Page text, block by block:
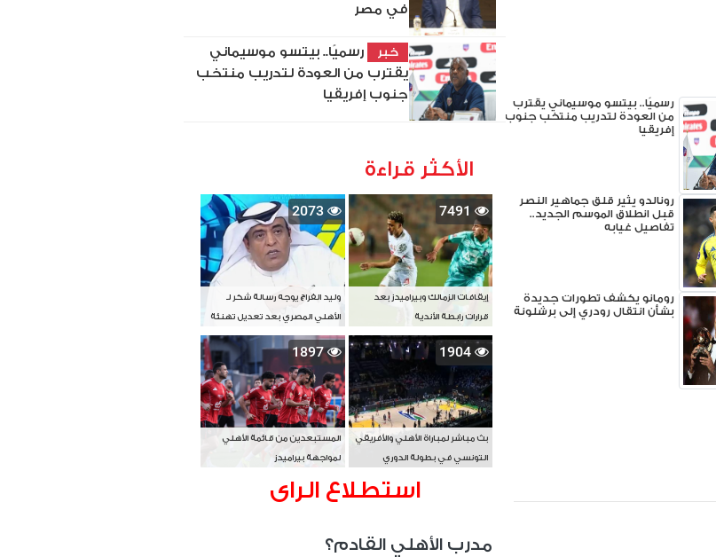
رسميًا.. بيتسو موسيماني يقترب
من العودة لتدريب منتخب جنوب
إفريقيا
رونالدو يثير قلق جماهير النصر
قبل انطلاق الموسم الجديد..
تفاصيل غيابه
رومانو يكشف تطورات جديدة
بشأن انتقال رودري إلى برشلونة
في مصر
خبر
رسميًا.. بيتسو موسيماني
يقترب من العودة لتدريب منتخب
جنوب إفريقيا
الأكثر قراءة
7491
إيقافات الزمالك وبيراميدز بعد
قرارات رابطة الأندية
2073
وليد الفراج يوجه رسالة شكر لـ
الأهلي المصري بعد تعديل تهنئة
بطل آسيا
1904
بث مباشر لمباراة الأهلي والأفريقي
التونسي في بطولة الدوري
1897
المستبعدين من قائمة الأهلي
لمواجهة بيراميدز
استطلاع الراى
مدرب الأهلي القادم؟